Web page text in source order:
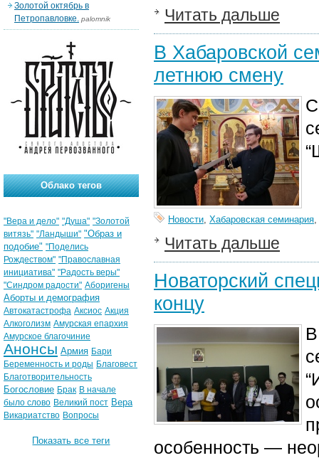
Читать дальше
В Хабаровской
летнюю смену
Новости, Хабаровская семинария,
Читать дальше
Новаторский
концу
особенность —
Золотой октябрь в
Петропавловке. palomnik
Облако тегов
"Вера и дело" "Душа" "Золотой
витязь" "Ландыши" "Образ и
подобие" "Поделись
Рождеством" "Православная
инициатива" "Радость веры"
"Синдром радости" Аборигены
Аборты и демография
Автокатастрофа Аксиос Акция
Алкоголизм Амурская епархия
Амурское благочиние
Анонсы Армия Бари
Беременность и роды Благовест
Благотворительность
Богословие Брак В начале
было слово Великий пост Вера
Викариатство Вопросы
Показать все теги